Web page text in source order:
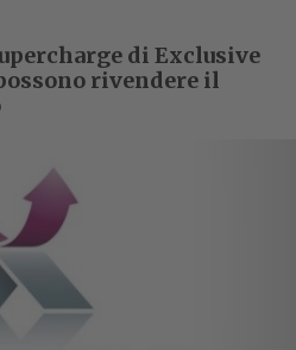
di Exclusive
rivendere il